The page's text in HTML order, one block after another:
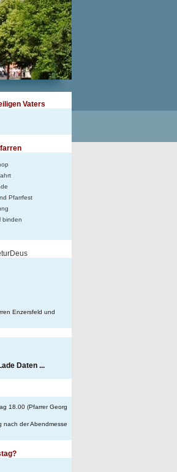
Vaters
Pfarrfest
binden
Enzersfeld und
Daten ...
18.00 (Pfarrer Georg
nach der Abendmesse